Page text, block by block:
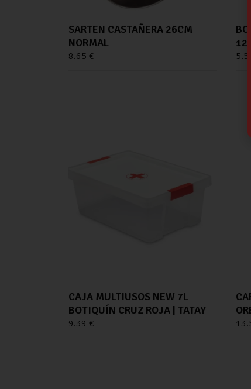
SARTEN CASTAÑERA 26CM
NORMAL
8.65 € 5.56
CAJA MULTIUSOS NEW 7L
BOTIQUÍN CRUZ ROJA | TATAY
9.39 €